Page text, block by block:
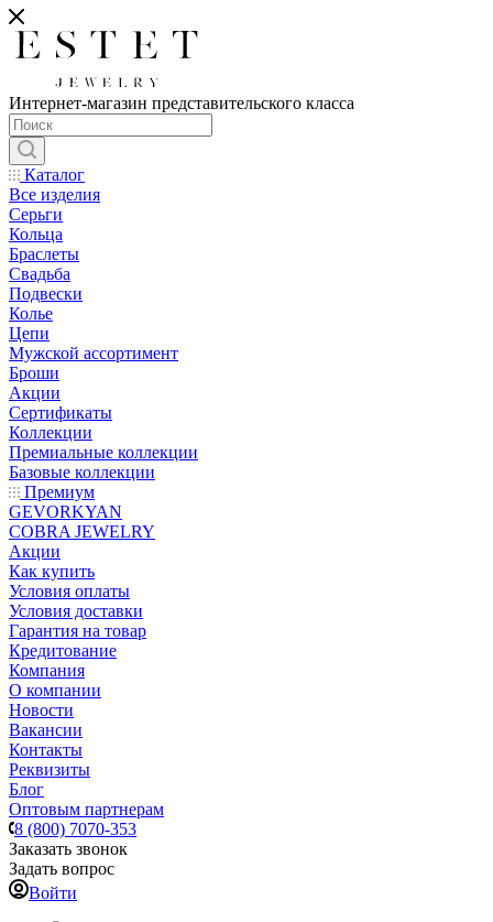
Интернет-магазин представительского класса
Каталог
Все изделия
Серьги
Кольца
Браслеты
Свадьба
Подвески
Колье
Цепи
Мужской ассортимент
Броши
Акции
Сертификаты
Коллекции
Премиальные коллекции
Базовые коллекции
Премиум
GEVORKYAN
COBRA JEWELRY
Акции
Как купить
Условия оплаты
Условия доставки
Гарантия на товар
Кредитование
Компания
О компании
Новости
Вакансии
Контакты
Реквизиты
Блог
Оптовым партнерам
8 (800) 7070-353
Заказать звонок
Задать вопрос
Войти